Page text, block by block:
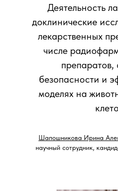
Деятельность
доклинические
лекарственных
числе
препаратов,
безопасности и
моделях на
Шапошникова Ирина
научный сотрудник,